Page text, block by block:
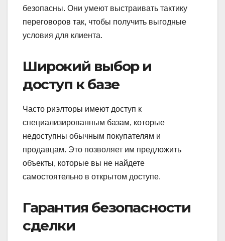
безопасны. Они умеют выстраивать тактику
переговоров так, чтобы получить выгодные
условия для клиента.
Широкий выбор и
доступ к базе
Часто риэлторы имеют доступ к
специализированным базам, которые
недоступны обычным покупателям и
продавцам. Это позволяет им предложить
объекты, которые вы не найдете
самостоятельно в открытом доступе.
Гарантия безопасности
сделки